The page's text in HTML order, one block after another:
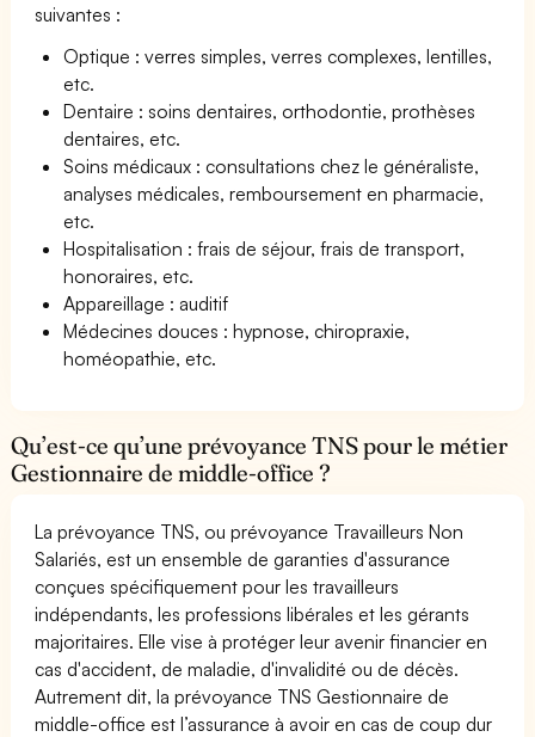
suivantes :
Optique : verres simples, verres complexes, lentilles,
etc.
Dentaire : soins dentaires, orthodontie, prothèses
dentaires, etc.
Soins médicaux : consultations chez le généraliste,
analyses médicales, remboursement en pharmacie,
etc.
Hospitalisation : frais de séjour, frais de transport,
honoraires, etc.
Appareillage : auditif
Médecines douces : hypnose, chiropraxie,
homéopathie, etc.
Qu’est-ce qu’une prévoyance TNS pour le métier
Gestionnaire de middle-office ?
La prévoyance TNS, ou prévoyance Travailleurs Non
Salariés, est un ensemble de garanties d'assurance
conçues spécifiquement pour les travailleurs
indépendants, les professions libérales et les gérants
majoritaires. Elle vise à protéger leur avenir financier en
cas d'accident, de maladie, d'invalidité ou de décès.
Autrement dit, la prévoyance TNS Gestionnaire de
middle-office est l’assurance à avoir en cas de coup dur